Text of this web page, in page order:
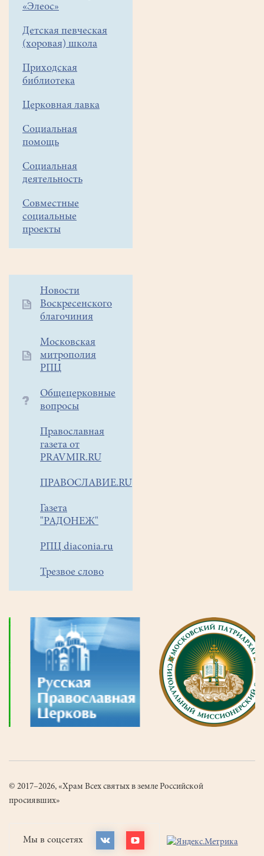
«Элеос»
Детская певческая
(хоровая) школа
Приходская
библиотека
Церковная лавка
Социальная
помощь
Социальная
деятельность
Совместные
социальные
проекты
Дополнительное
меню
Новости
Воскресенского
благочиния
Московская
митрополия
РПЦ
Общецерковные
вопросы
Православная
газета от
PRAVMIR.RU
ПРАВОСЛАВИЕ.RU
Газета
"РАДОНЕЖ"
РПЦ diaconia.ru
Трезвое слово
© 2017–2026, «Храм Всех святых в земле Российской
просиявших»
Мы в соцсетях